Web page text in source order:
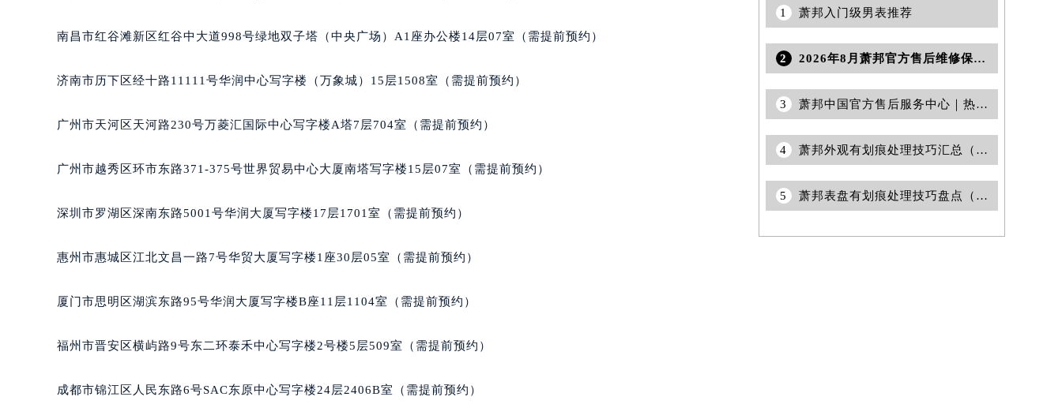
吉林省吉林市船营区河南街萧邦售后服务中心（需提前预约）
吉林省梅河口市新华街道梅河大街萧邦售后服务中心（需提前预约）
吉林省松原市宁江区五环大街萧邦售后服务中心（需提前预约）
吉林省延边市延吉市解放路萧邦售后服务中心（需提前预约）
辽宁省本溪市平山区胜利路萧邦售后服务中心（需提前预约）
辽宁省丹东市振兴区七经街萧邦售后服务中心（需提前预约）
辽宁省阜新市海州区解放大街萧邦售后服务中心（需提前预约）
辽宁省锦州市古塔区中央大街萧邦售后服务中心（需提前预约）
辽宁省盘锦市兴隆台区石油大街萧邦售后服务中心（需提前预约）
南昌市红谷滩新区红谷中大道998号绿地双子塔（中央广场）A1座办公楼14层07室（需提前预约）
济南市历下区经十路11111号华润中心写字楼（万象城）15层1508室（需提前预约）
广州市天河区天河路230号万菱汇国际中心写字楼A塔7层704室（需提前预约）
广州市越秀区环市东路371-375号世界贸易中心大厦南塔写字楼15层07室（需提前预约）
深圳市罗湖区深南东路5001号华润大厦写字楼17层1701室（需提前预约）
惠州市惠城区江北文昌一路7号华贸大厦写字楼1座30层05室（需提前预约）
厦门市思明区湖滨东路95号华润大厦写字楼B座11层1104室（需提前预约）
福州市晋安区横屿路9号东二环泰禾中心写字楼2号楼5层509室（需提前预约）
成都市锦江区人民东路6号SAC东原中心写字楼24层2406B室（需提前预约）
1 萧邦入门级男表推荐
2 2026年8月萧邦官方售后维修保养综合店迁址与新开补充最终汇总文件发布
3 萧邦中国官方售后服务中心｜热线电话与门店地址权威信息公告（2026年7月更新）
4 萧邦外观有划痕处理技巧汇总（保养与修复方法详解）
5 萧邦表盘有划痕处理技巧盘点（轻松修复爱表的小妙招）